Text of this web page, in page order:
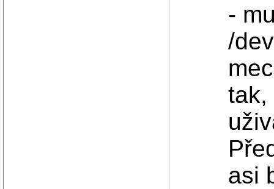
-
/
tak,
asi